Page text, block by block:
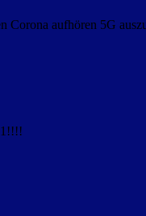
Corona aufhören 5G